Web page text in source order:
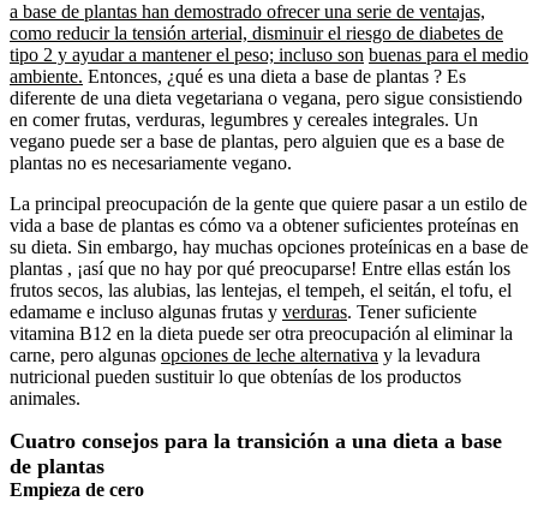
a base de plantas han demostrado ofrecer una serie de ventajas,
como reducir la tensión arterial, disminuir el riesgo de diabetes de
tipo 2 y ayudar a mantener el peso; incluso son buenas para el medio
ambiente. Entonces, ¿qué es una dieta a base de plantas ? Es
diferente de una dieta vegetariana o vegana, pero sigue consistiendo
en comer frutas, verduras, legumbres y cereales integrales. Un
vegano puede ser a base de plantas, pero alguien que es a base de
plantas no es necesariamente vegano.
La principal preocupación de la gente que quiere pasar a un estilo de
vida a base de plantas es cómo va a obtener suficientes proteínas en
su dieta. Sin embargo, hay muchas opciones proteínicas en a base de
plantas , ¡así que no hay por qué preocuparse! Entre ellas están los
frutos secos, las alubias, las lentejas, el tempeh, el seitán, el tofu, el
edamame e incluso algunas frutas y verduras. Tener suficiente
vitamina B12 en la dieta puede ser otra preocupación al eliminar la
carne, pero algunas opciones de leche alternativa y la levadura
nutricional pueden sustituir lo que obtenías de los productos
animales.
Cuatro consejos para la transición a una dieta a base
de plantas
Empieza de cero